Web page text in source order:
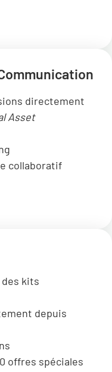
directement
Asset
collaboratif
kits
depuis
offres spéciales